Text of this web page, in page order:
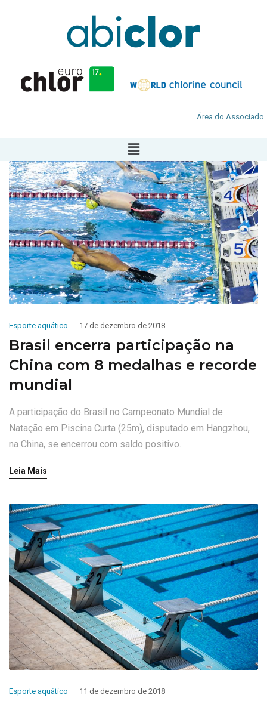
Área do Associado
Esporte aquático 17 de dezembro de 2018
Brasil encerra participação na
China com 8 medalhas e recorde
mundial
A participação do Brasil no Campeonato Mundial de
Natação em Piscina Curta (25m), disputado em Hangzhou,
na China, se encerrou com saldo positivo.
Leia Mais
Esporte aquático 11 de dezembro de 2018